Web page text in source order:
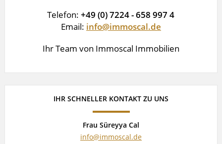
Telefon:+49 (0) 7224 - 658 997 4
Email: info@immoscal.de
Ihr Team von Immoscal Immobilien
IHR SCHNELLER KONTAKT ZU UNS
Frau Süreyya Cal
info@immoscal.de